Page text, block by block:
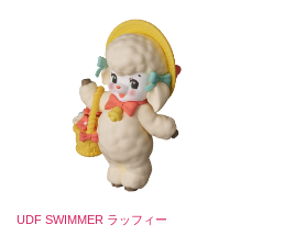
UDF SWIMMER ラッフィー